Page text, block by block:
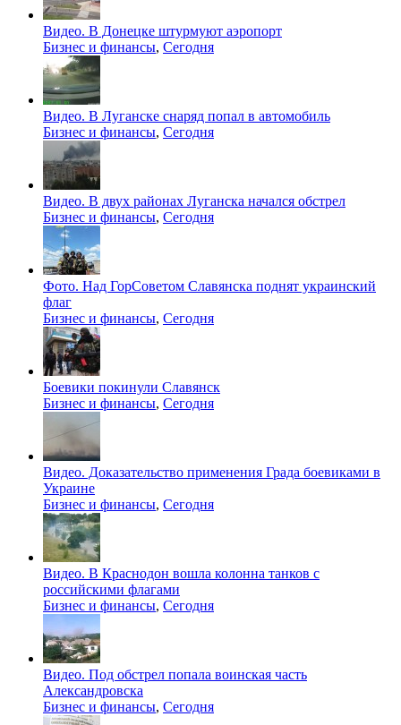
Видео. В Донецке штурмуют аэропорт
Бизнес и финансы, Сегодня
Видео. В Луганске снаряд попал в автомобиль
Бизнес и финансы, Сегодня
Видео. В двух районах Луганска начался обстрел
Бизнес и финансы, Сегодня
Фото. Над ГорСоветом Славянска поднят украинский
флаг
Бизнес и финансы, Сегодня
Боевики покинули Славянск
Бизнес и финансы, Сегодня
Видео. Доказательство применения Града боевиками в
Украине
Бизнес и финансы, Сегодня
Видео. В Краснодон вошла колонна танков с
российскими флагами
Бизнес и финансы, Сегодня
Видео. Под обстрел попала воинская часть
Александровска
Бизнес и финансы, Сегодня